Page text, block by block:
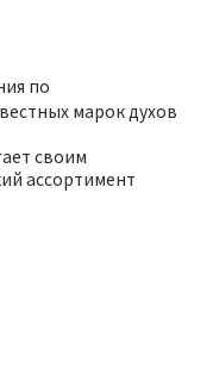
по
марок духов
своим
ассортимент